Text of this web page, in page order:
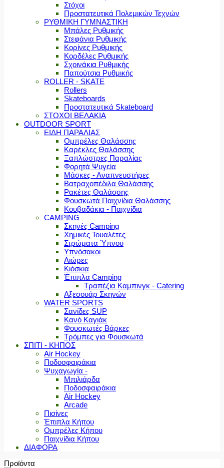
Στόχοι
Προστατευτικά Πολεμικών Τεχνών
ΡΥΘΜΙΚΗ ΓΥΜΝΑΣΤΙΚΗ
Μπάλες Ρυθμικής
Στεφάνια Ρυθμικής
Κορίνες Ρυθμικής
Κορδέλες Ρυθμικής
Σχοινάκια Ρυθμικής
Παπούτσια Ρυθμικής
ROLLER - SKATE
Rollers
Skateboards
Προστατευτικά Skateboard
ΣΤΟΧΟΙ ΒΕΛΑΚΙΑ
OUTDOOR SPORT
ΕΙΔΗ ΠΑΡΑΛΙΑΣ
Ομπρέλες Θαλάσσης
Καρέκλες Θαλάσσης
Ξαπλώστρες Παραλίας
Φορητά Ψυγεία
Μάσκες - Αναπνευστήρες
Βατραχοπέδιλα Θαλάσσης
Ρακέτες Θαλάσσης
Φουσκωτά Παιχνίδια Θαλάσσης
Κουβαδάκια - Παιχνίδια
CAMPING
Σκηνές Camping
Χημικές Τουαλέτες
Στρώματα Ύπνου
Υπνόσακοι
Αιώρες
Κιόσκια
Έπιπλα Camping
Τραπέζια Καμπινγκ - Catering
Αξεσουάρ Σκηνών
WATER SPORTS
Σανίδες SUP
Κανό Καγιάκ
Φουσκωτές Βάρκες
Τρόμπες για Φουσκωτά
ΣΠΙΤΙ - ΚΗΠΟΣ
Air Hockey
Ποδοσφαιράκια
Ψυχαγωγία -
Μπιλιάρδα
Ποδοσφαιράκια
Air Hockey
Arcade
Πισίνες
Έπιπλα Κήπου
Ομπρέλες Κήπου
Παιχνίδια Κήπου
ΔΙΑΦΟΡΑ
Προϊόντα